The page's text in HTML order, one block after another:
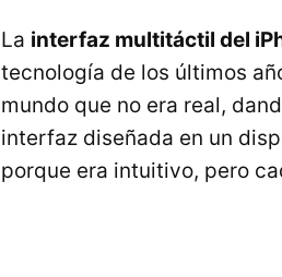
La interfaz multitáctil del
tecnología de los últimos
mundo que no era real,
interfaz diseñada en un
porque era intuitivo, pero